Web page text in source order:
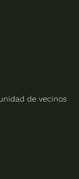
de vecinos